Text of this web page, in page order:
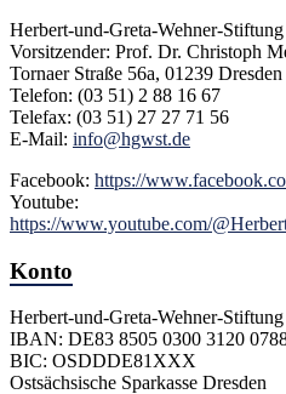
Herbert-und-Greta-Wehner-Stiftung
Vorsitzender: Prof. Dr. Christoph
Tornaer Straße 56a, 01239
Telefon: (03 51) 2 88 16 67
Telefax: (03 51) 27 27 71 56
E-Mail: info@hgwst.de
Facebook: https://
Youtube:
https://www.youtube.com/
Konto
Herbert-und-Greta-Wehner-Stiftung
IBAN: DE83 8505 0300 3120
BIC: OSDDDE81XXX
Ostsächsische Sparkasse Dresden